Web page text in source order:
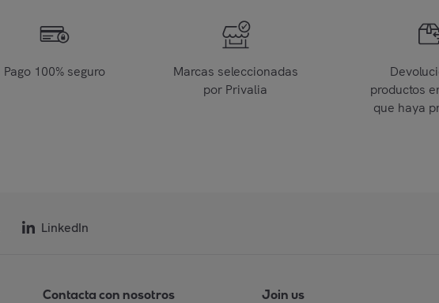
Pago 100% seguro
Marcas seleccionadas
por Privalia
productos
que haya
LinkedIn
Contacta con nosotros Join us